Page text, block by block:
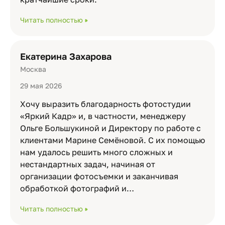
Читать полностью
Екатерина Захарова
Москва
29 мая 2026
Хочу выразить благодарность фотостудии
«Яркий Кадр» и, в частности, менеджеру
Ольге Большукиной и Директору по работе с
клиентами Марине Семёновой. С их помощью
нам удалось решить много сложных и
нестандартных задач, начиная от
организации фотосъемки и заканчивая
обработкой фотографий и…
Читать полностью